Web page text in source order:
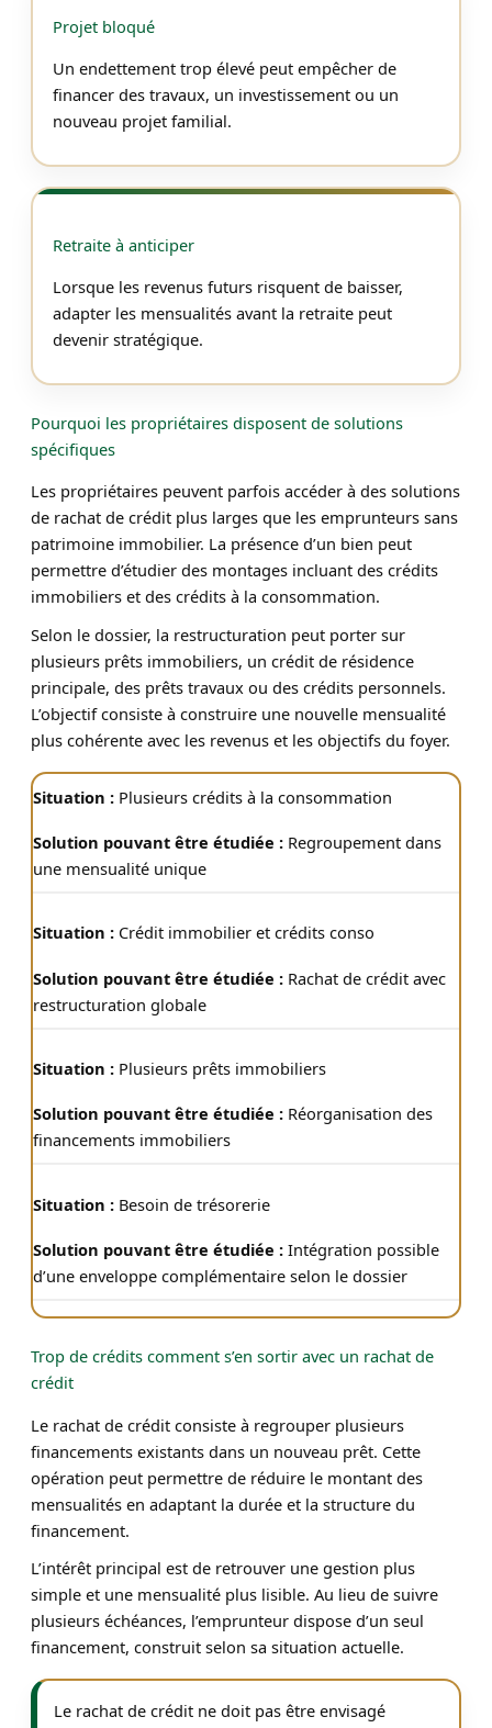
Projet bloqué
Un endettement trop élevé peut empêcher de
financer des travaux, un investissement ou un
nouveau projet familial.
Retraite à anticiper
Lorsque les revenus futurs risquent de baisser,
adapter les mensualités avant la retraite peut
devenir stratégique.
Pourquoi les propriétaires disposent de solutions
spécifiques
Les propriétaires peuvent parfois accéder à des solutions
de rachat de crédit plus larges que les emprunteurs sans
patrimoine immobilier. La présence d’un bien peut
permettre d’étudier des montages incluant des crédits
immobiliers et des crédits à la consommation.
Selon le dossier, la restructuration peut porter sur
plusieurs prêts immobiliers, un crédit de résidence
principale, des prêts travaux ou des crédits personnels.
L’objectif consiste à construire une nouvelle mensualité
plus cohérente avec les revenus et les objectifs du foyer.
Plusieurs crédits à la consommation
Regroupement dans
une mensualité unique
Crédit immobilier et crédits conso
Rachat de crédit avec
restructuration globale
Plusieurs prêts immobiliers
Réorganisation des
financements immobiliers
Besoin de trésorerie
Intégration possible
d’une enveloppe complémentaire selon le dossier
Trop de crédits comment s’en sortir avec un rachat de
crédit
Le rachat de crédit consiste à regrouper plusieurs
financements existants dans un nouveau prêt. Cette
opération peut permettre de réduire le montant des
mensualités en adaptant la durée et la structure du
financement.
L’intérêt principal est de retrouver une gestion plus
simple et une mensualité plus lisible. Au lieu de suivre
plusieurs échéances, l’emprunteur dispose d’un seul
financement, construit selon sa situation actuelle.
Le rachat de crédit ne doit pas être envisagé